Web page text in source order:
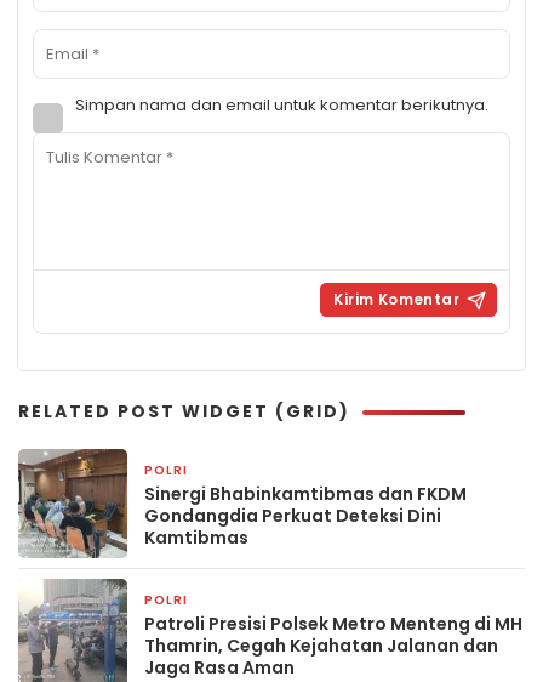
Simpan nama dan email untuk komentar berikutnya.
RELATED POST WIDGET (GRID)
POLRI
Sinergi Bhabinkamtibmas dan FKDM
Gondangdia Perkuat Deteksi Dini
Kamtibmas
POLRI
Patroli Presisi Polsek Metro Menteng di MH
Thamrin, Cegah Kejahatan Jalanan dan
Jaga Rasa Aman